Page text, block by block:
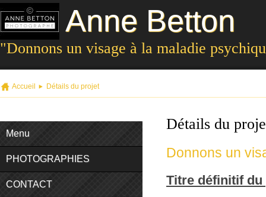
Anne Betton
"Donnons un visage à la maladie
Accueil Détails du projet
Détails du
Donnons un
Titre définitif du
Menu
PHOTOGRAPHIES
CONTACT